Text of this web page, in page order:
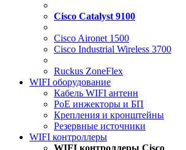
Cisco Catalyst 9100
Cisco Aironet 1500
Cisco Industrial Wireless 3700
Ruckus ZoneFlex
WIFI оборудование
Кабель WIFI антенн
PoE инжекторы и БП
Крепления и кронштейны
Резервные источники
WIFI контроллеры
WIFI контроллеры Cisco